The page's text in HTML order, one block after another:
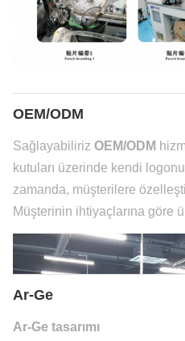
OEM/ODM
Sağlayabiliriz OEM/ODM
kutuları üzerinde kendi
zamanda, müşterilere
Müşterinin ihtiyaçlarına göre
Ar-Ge
Ar-Ge tasarımı